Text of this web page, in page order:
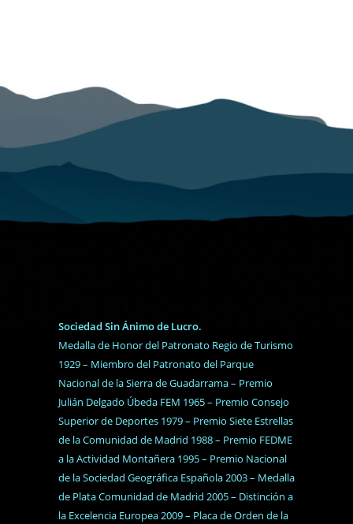
Sociedad Sin Ánimo de Lucro.
Medalla de Honor del Patronato Regio de Turismo
1929 – Miembro del Patronato del Parque
Nacional de la Sierra de Guadarrama – Premio
Julián Delgado Úbeda FEM 1965 – Premio Consejo
Superior de Deportes 1979 – Premio Siete Estrellas
de la Comunidad de Madrid 1988 – Premio FEDME
a la Actividad Montañera 1995 – Premio Nacional
de la Sociedad Geográfica Española 2003 – Medalla
de Plata Comunidad de Madrid 2005 – Distinción a
la Excelencia Europea 2009 – Placa de Orden de la